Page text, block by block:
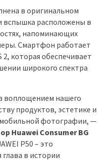
в оригинальном
вспышка расположены в
напоминающих
Смартфон работает
которая обеспечивает
широкого спектра
воплощением нашего
продуктов, эстетике и
фотографии, —
Huawei Consumer BG
P50 – это
в истории